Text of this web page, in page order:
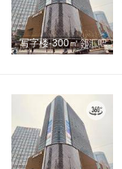
写字楼·300㎡